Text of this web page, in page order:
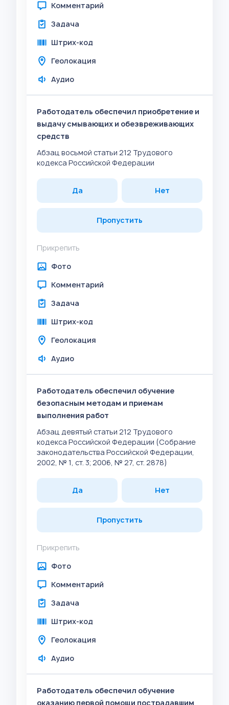
Комментарий
Задача
Штрих-код
Геолокация
Аудио
Работодатель обеспечил приобретение и
выдачу смывающих и обезвреживающих
средств
Абзац восьмой статьи 212 Трудового
кодекса Российской Федерации
Да Нет
Пропустить
Прикрепить
Фото
Комментарий
Задача
Штрих-код
Геолокация
Аудио
Работодатель обеспечил обучение
безопасным методам и приемам
выполнения работ
Абзац девятый статьи 212 Трудового
кодекса Российской Федерации (Собрание
законодательства Российской Федерации,
2002, № 1, ст. 3; 2006, № 27, ст. 2878)
Да Нет
Пропустить
Прикрепить
Фото
Комментарий
Задача
Штрих-код
Геолокация
Аудио
Работодатель обеспечил обучение
оказанию первой помощи пострадавшим